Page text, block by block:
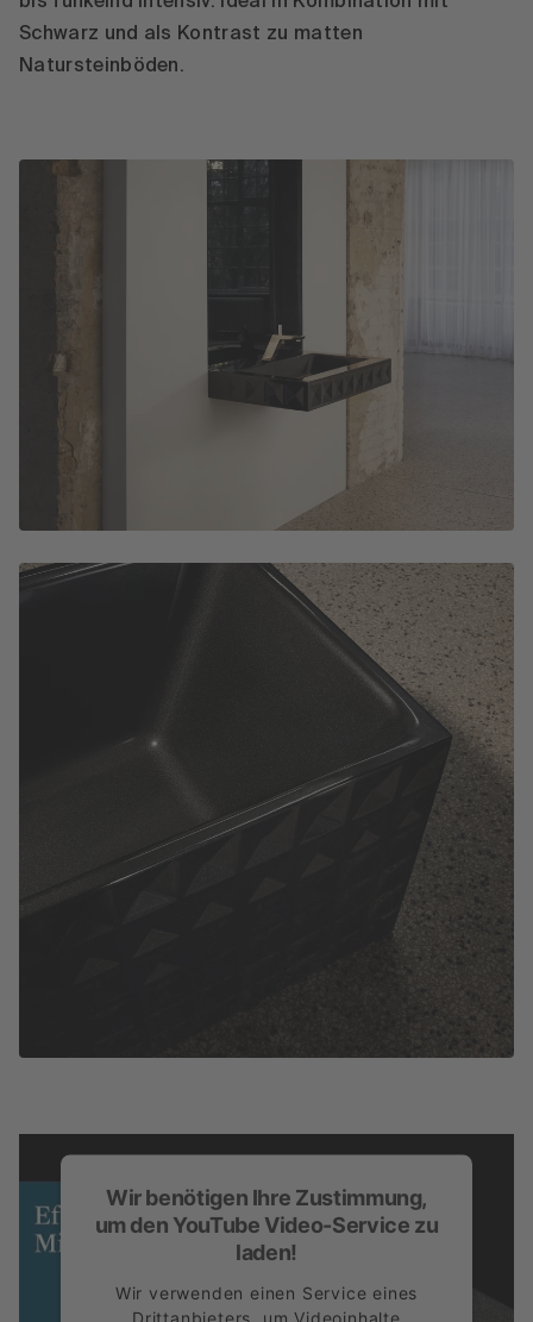
Schwarz und als Kontrast zu matten
Natursteinböden.
Wir benötigen Ihre Zustimmung,
um den YouTube Video-Service zu
laden!
Wir verwenden einen Service eines
Drittanbieters, um Videoinhalte